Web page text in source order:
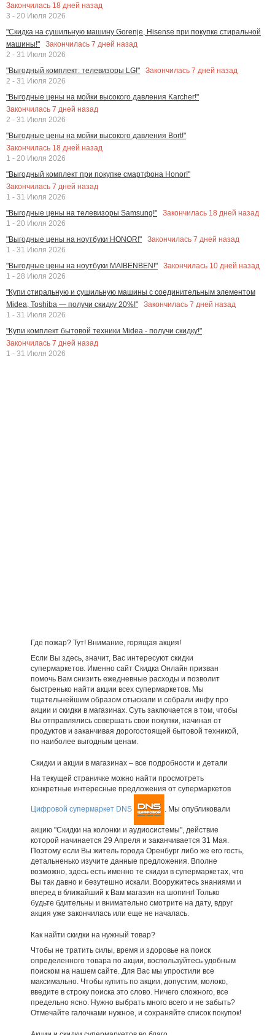
Закончилась 18 дней назад
3 - 20 Июля 2026
"Скидка на сушильную машину Gorenje, Hisense при покупке стиральной
машины!"
Закончилась 7 дней назад
2 - 31 Июля 2026
"Выгодный комплект: телевизоры LG!"
Закончилась 7 дней назад
2 - 31 Июля 2026
"Выгодные цены на мойки высокого давления Karcher!"
Закончилась 7 дней назад
2 - 31 Июля 2026
"Выгодные цены на мойки высокого давления Bort!"
Закончилась 18 дней назад
1 - 20 Июля 2026
"Выгодный комплект при покупке смартфона Honor!"
Закончилась 7 дней назад
1 - 31 Июля 2026
"Выгодные цены на телевизоры Samsung!"
Закончилась 18 дней назад
1 - 20 Июля 2026
"Выгодные цены на ноутбуки HONOR!"
Закончилась 7 дней назад
1 - 31 Июля 2026
"Выгодные цены на ноутбуки MAIBENBEN!"
Закончилась 10 дней назад
1 - 28 Июля 2026
"Купи стиральную и сушильную машины с соединительным элементом
Midea, Toshiba — получи скидку 20%!"
Закончилась 7 дней назад
1 - 31 Июля 2026
"Купи комплект бытовой техники Midea - получи скидку!"
Закончилась 7 дней назад
1 - 31 Июля 2026
Где пожар? Тут! Внимание, горящая акция!
Если Вы здесь, значит, Вас интересуют скидки
супермаркетов. Именно сайт Скидка Онлайн призван
помочь Вам снизить ежедневные расходы и позволит
быстренько найти акции всех супермаркетов. Мы
тщательнейшим образом отыскали и собрали инфу про
акции и скидки в магазинах. Суть заключается в том, чтобы
Вы отправлялись совершать свои покупки, начиная от
продуктов и заканчивая дорогостоящей бытовой техникой,
по наиболее выгодным ценам.
Скидки и акции в магазинах – все подробности и детали
На текущей страничке можно найти просмотреть
конкретные интересные предложения от супермаркетов
Цифровой супермаркет DNS . Мы опубликовали
акцию "Скидки на колонки и аудиосистемы", действие
которой начинается 29 Апреля и заканчивается 31 Мая.
Поэтому если Вы житель города Оренбург либо же его гость,
детальненько изучите данные предложения. Вполне
возможно, здесь есть именно те скидки в супермаркетах, что
Вы так давно и безутешно искали. Вооружитесь знаниями и
вперед в ближайший к Вам магазин на шопинг! Только
будьте бдительны и внимательно смотрите на дату, вдруг
акция уже закончилась или еще не началась.
Как найти скидки на нужный товар?
Чтобы не тратить силы, время и здоровье на поиск
определенного товара по акции, воспользуйтесь удобным
поиском на нашем сайте. Для Вас мы упростили все
максимально. Чтобы купить по акции, допустим, молоко,
введите в строку поиска это слово. Ничего сложного, все
предельно ясно. Нужно выбрать много всего и не забыть?
Отмечайте галочками нужное, и сохраняйте список покупок!